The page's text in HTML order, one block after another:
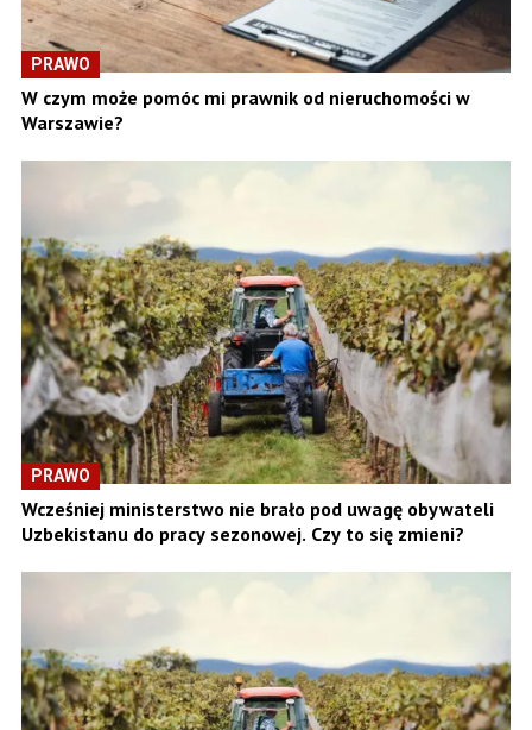
PRAWO
W czym może pomóc mi prawnik od nieruchomości w
Warszawie?
PRAWO
Wcześniej ministerstwo nie brało pod uwagę obywateli
Uzbekistanu do pracy sezonowej. Czy to się zmieni?